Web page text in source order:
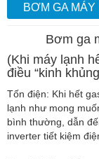
BƠM GA
Bơm ga
(Khi máy lạnh
điều “kinh
Tốn điện: Khi hết
lạnh như mong
bình thường, dẫn
inverter tiết kiệm